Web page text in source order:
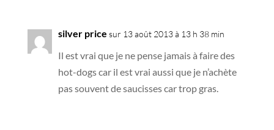
silver price sur 13 août 2013 à 13 h 38 min
Il est vrai que je ne pense jamais à faire des
hot-dogs car il est vrai aussi que je n’achète
pas souvent de saucisses car trop gras.